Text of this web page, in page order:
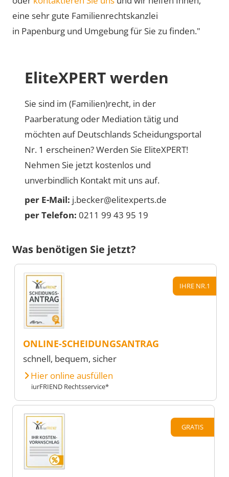
eine sehr gute Familienrechtskanzlei
in Papenburg und Umgebung für Sie zu finden."
EliteXPERT werden
Sie sind im (Familien)recht, in der
Paarberatung oder Mediation tätig und
möchten auf Deutschlands Scheidungsportal
Nr. 1 erscheinen? Werden Sie EliteXPERT!
Nehmen Sie jetzt kostenlos und
unverbindlich Kontakt mit uns auf.
per E-Mail: j.becker@elitexperts.de
per Telefon: 0211 99 43 95 19
Was benötigen Sie jetzt?
IHRE NR.1
ONLINE-SCHEIDUNGSANTRAG
schnell, bequem, sicher
Hier online ausfüllen
iurFRIEND Rechtsservice*
GRATIS